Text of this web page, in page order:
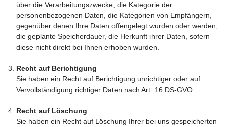
über die Verarbeitungszwecke, die Kategorie der
personenbezogenen Daten, die Kategorien von Empfängern,
gegenüber denen Ihre Daten offengelegt wurden oder werden,
die geplante Speicherdauer, die Herkunft ihrer Daten, sofern
diese nicht direkt bei Ihnen erhoben wurden.
Recht auf Berichtigung
Sie haben ein Recht auf Berichtigung unrichtiger oder auf
Vervollständigung richtiger Daten nach Art. 16 DS-GVO.
Recht auf Löschung
Sie haben ein Recht auf Löschung Ihrer bei uns gespeicherten